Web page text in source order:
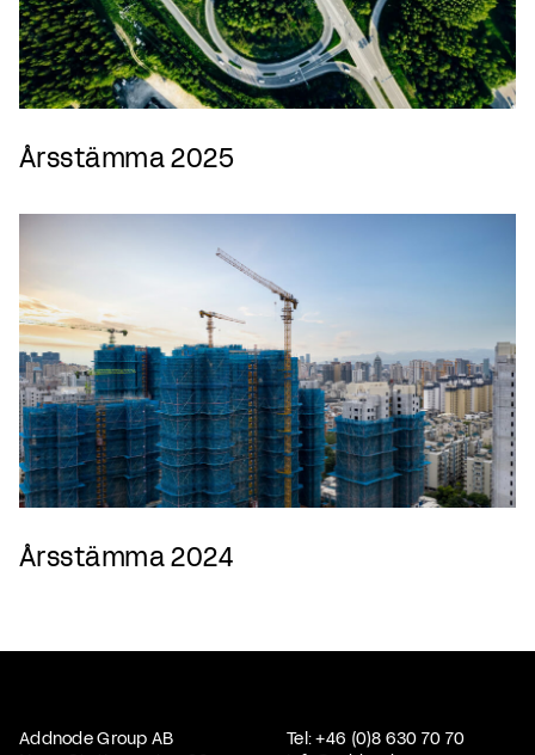
Årsstämma 2025
Årsstämma 2024
Addnode Group AB
Tel: +46 (0)8 630 70 70